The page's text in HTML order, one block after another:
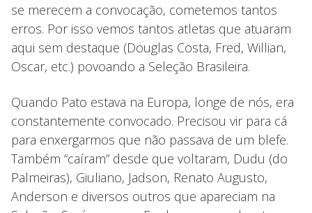
se merecem a convocação, cometemos tantos
erros. Por isso vemos tantos atletas que atuaram
aqui sem destaque (Douglas Costa, Fred, Willian,
Oscar, etc.) povoando a Seleção Brasileira.
Quando Pato estava na Europa, longe de nós, era
constantemente convocado. Precisou vir para cá
para enxergarmos que não passava de um blefe.
Também “caíram” desde que voltaram, Dudu (do
Palmeiras), Giuliano, Jadson, Renato Augusto,
Anderson e diversos outros que apareciam na